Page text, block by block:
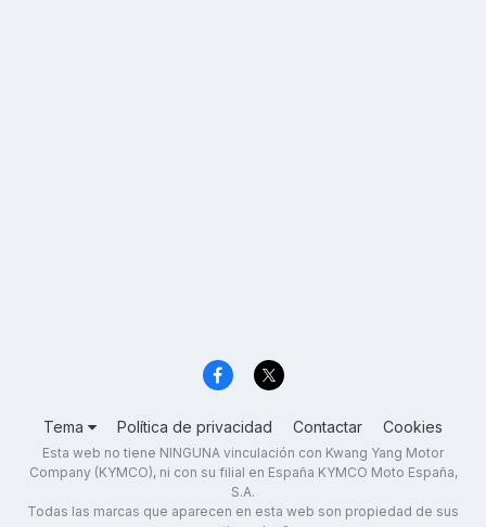
Tema Política de privacidad Contactar Cookies
Esta web no tiene NINGUNA vinculación con Kwang Yang Motor
Company (KYMCO), ni con su filial en España KYMCO Moto España,
S.A.
Todas las marcas que aparecen en esta web son propiedad de sus